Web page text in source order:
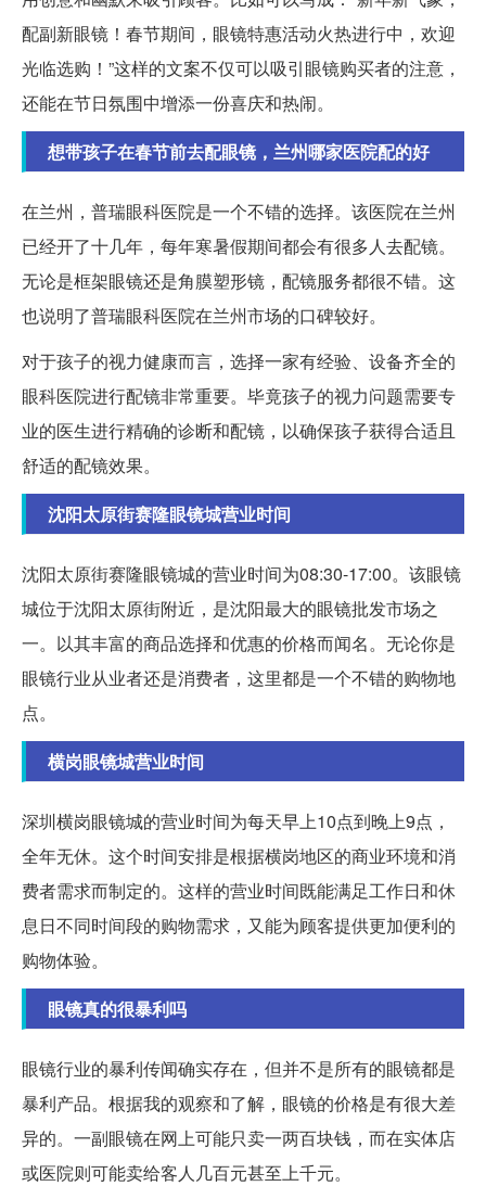
配副新眼镜！春节期间，眼镜特惠活动火热进行中，欢迎
光临选购！”这样的文案不仅可以吸引眼镜购买者的注意，
还能在节日氛围中增添一份喜庆和热闹。
想带孩子在春节前去配眼镜，兰州哪家医院配的好
在兰州，普瑞眼科医院是一个不错的选择。该医院在兰州
已经开了十几年，每年寒暑假期间都会有很多人去配镜。
无论是框架眼镜还是角膜塑形镜，配镜服务都很不错。这
也说明了普瑞眼科医院在兰州市场的口碑较好。
对于孩子的视力健康而言，选择一家有经验、设备齐全的
眼科医院进行配镜非常重要。毕竟孩子的视力问题需要专
业的医生进行精确的诊断和配镜，以确保孩子获得合适且
舒适的配镜效果。
沈阳太原街赛隆眼镜城营业时间
沈阳太原街赛隆眼镜城的营业时间为08:30-17:00。该眼镜
城位于沈阳太原街附近，是沈阳最大的眼镜批发市场之
一。以其丰富的商品选择和优惠的价格而闻名。无论你是
眼镜行业从业者还是消费者，这里都是一个不错的购物地
点。
横岗眼镜城营业时间
深圳横岗眼镜城的营业时间为每天早上10点到晚上9点，
全年无休。这个时间安排是根据横岗地区的商业环境和消
费者需求而制定的。这样的营业时间既能满足工作日和休
息日不同时间段的购物需求，又能为顾客提供更加便利的
购物体验。
眼镜真的很暴利吗
眼镜行业的暴利传闻确实存在，但并不是所有的眼镜都是
暴利产品。根据我的观察和了解，眼镜的价格是有很大差
异的。一副眼镜在网上可能只卖一两百块钱，而在实体店
或医院则可能卖给客人几百元甚至上千元。